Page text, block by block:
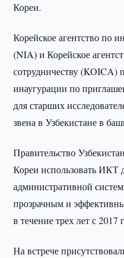
Кореи.
Корейское агентство по
(NIA) и Корейское
сотрудничеству (KOICA)
инаугурации по
для старших
звена в Узбекистане в
Правительство
Кореи использовать ИКТ
административной
прозрачным и
в течение трех лет с 2017
На встрече